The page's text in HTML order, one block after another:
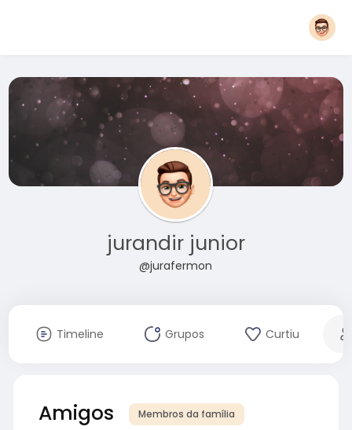
jurandir junior
@jurafermon
Timeline Grupos Curtiu
Amigos Membros da família